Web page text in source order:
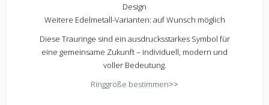
Design
Weitere Edelmetall-Varianten: auf Wunsch möglich
Diese Trauringe sind ein ausdrucksstarkes Symbol für
eine gemeinsame Zukunft – individuell, modern und
voller Bedeutung.
Ringgröße bestimmen>>